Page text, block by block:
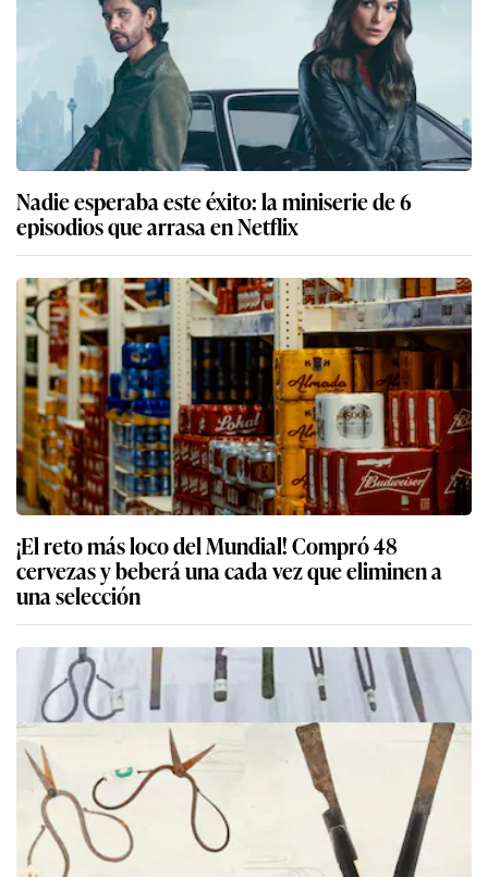
Nadie esperaba este éxito: la miniserie de 6
episodios que arrasa en Netflix
¡El reto más loco del Mundial! Compró 48
cervezas y beberá una cada vez que eliminen a
una selección